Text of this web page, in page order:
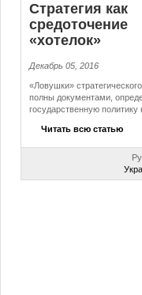
Стратегия как
средоточение
«хотелок»
Декабрь 05, 2016
«Ловушки»
полны документами,
государственную политику
Читать всю статью